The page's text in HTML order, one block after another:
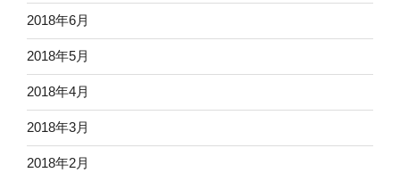
2018年6月
2018年5月
2018年4月
2018年3月
2018年2月